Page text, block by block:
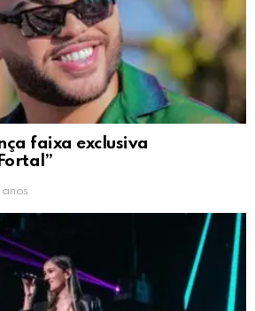
faixa exclusiva
anos